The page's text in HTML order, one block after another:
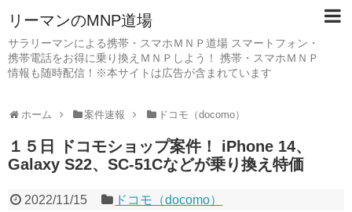
リーマンのMNP道場
サラリーマンによる携帯・スマホＭＮＰ道場 スマートフォン・
携帯電話をお得に乗り換えＭＮＰしよう！ 携帯・スマホＭＮＰ
情報も随時配信！※本サイトは広告が含まれています
ホーム 案件速報 ドコモ（docomo）
１５日 ドコモショップ案件！ iPhone 14、
Galaxy S22、SC-51Cなどが乗り換え特価
2022/11/15 ドコモ（docomo）